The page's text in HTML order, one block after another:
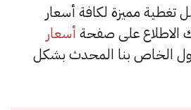
مصر 365 بعمل تغطية مميزة لكافة أسعار
الاطلاع على صفحة أسعار
الخاص بنا المحدث بشكل